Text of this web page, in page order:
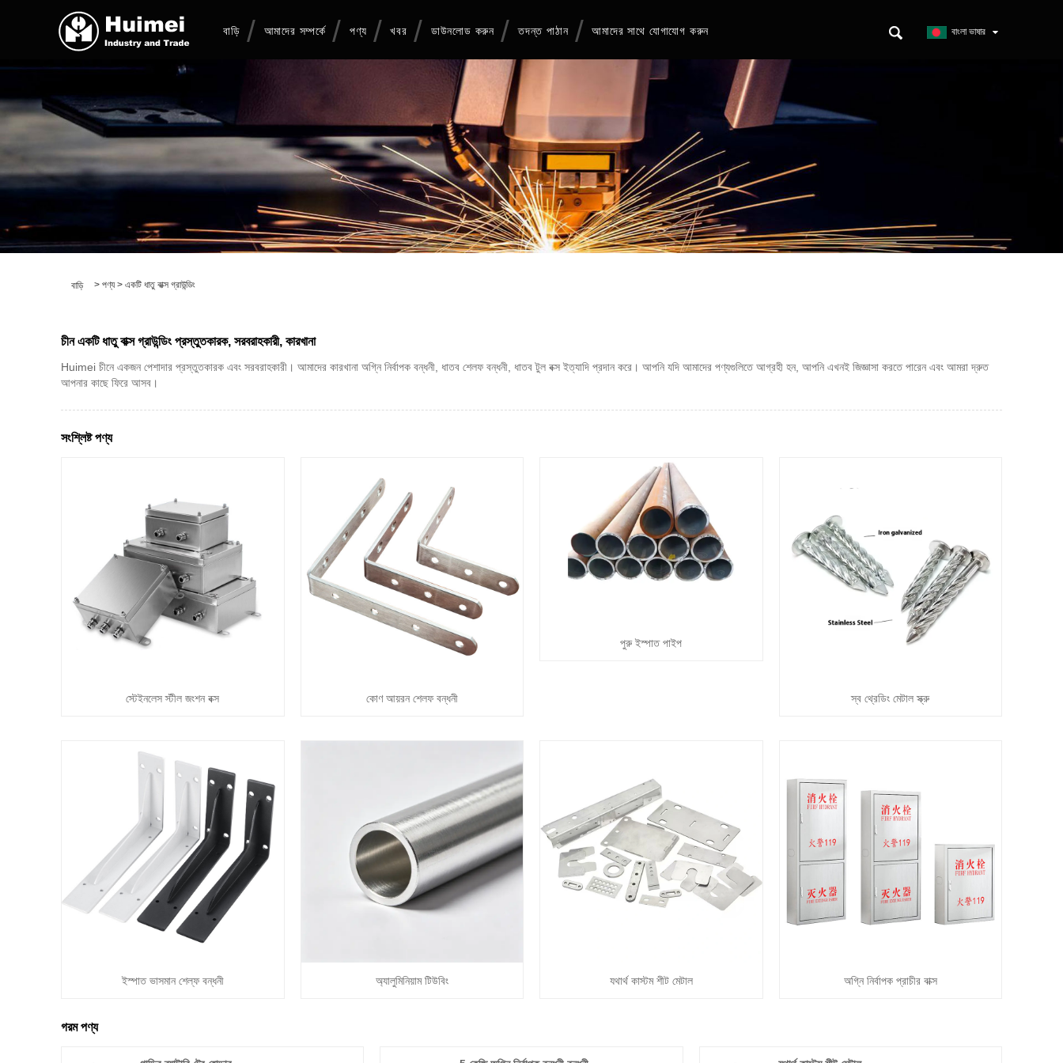
বাড়ি আমাদের সম্পর্কে পণ্য খবর ডাউনলোড করুন তদন্ত পাঠান আমাদের সাথে যোগাযোগ করুন বাংলা ভাষার
বাড়ি > পণ্য > একটি ধাতু বাক্স গ্রাউন্ডিং
চীন একটি ধাতু বাক্স গ্রাউন্ডিং প্রস্তুতকারক, সরবরাহকারী, কারখানা
Huimei চীনে একজন পেশাদার প্রস্তুতকারক এবং সরবরাহকারী। আমাদের কারখানা অগ্নি নির্বাপক বন্ধনী, ধাতব শেলফ বন্ধনী, ধাতব টুল বক্স ইত্যাদি প্রদান করে। আপনি যদি আমাদের পণ্যগুলিতে আগ্রহী হন, আপনি এখনই জিজ্ঞাসা করতে পারেন এবং আমরা দ্রুত
আপনার কাছে ফিরে আসব।
সংশ্লিষ্ট পণ্য
স্টেইনলেস স্টীল জংশন বক্স কোণ আয়রন শেলফ বন্ধনী
পুরু ইস্পাত পাইপ
স্ব থ্রেডিং মেটাল স্ক্রু
ইস্পাত ভাসমান শেল্ফ বন্ধনী অ্যালুমিনিয়াম টিউবিং যথার্থ কাস্টম শীট মেটাল অগ্নি নির্বাপক প্রাচীর বাক্স
গরম পণ্য